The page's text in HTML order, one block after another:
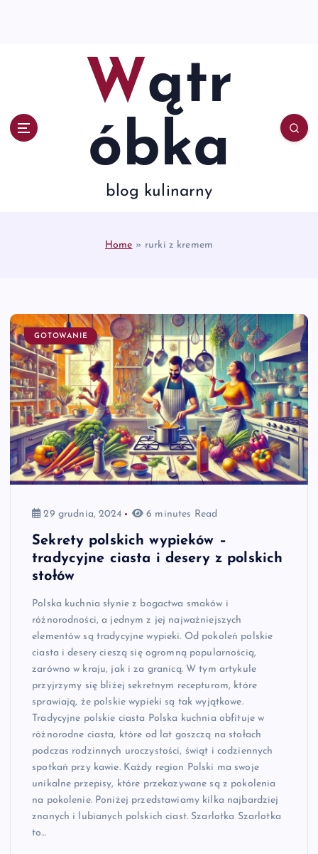
Wątr
óbka
blog kulinarny
Home » rurki z kremem
GOTOWANIE
29 grudnia, 2024 6 minutes Read
Sekrety polskich wypieków –
tradycyjne ciasta i desery z polskich
stołów
Polska kuchnia słynie z bogactwa smaków i
różnorodności, a jednym z jej najważniejszych
elementów są tradycyjne wypieki. Od pokoleń polskie
ciasta i desery cieszą się ogromną popularnością,
zarówno w kraju, jak i za granicą. W tym artykule
przyjrzymy się bliżej sekretnym recepturom, które
sprawiają, że polskie wypieki są tak wyjątkowe.
Tradycyjne polskie ciasta Polska kuchnia obfituje w
różnorodne ciasta, które od lat goszczą na stołach
podczas rodzinnych uroczystości, świąt i codziennych
spotkań przy kawie. Każdy region Polski ma swoje
unikalne przepisy, które przekazywane są z pokolenia
na pokolenie. Poniżej przedstawiamy kilka najbardziej
znanych i lubianych polskich ciast. Szarlotka Szarlotka
to…